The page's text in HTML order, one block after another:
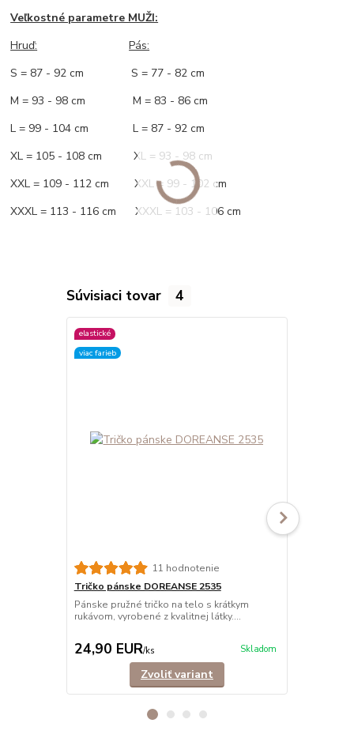
Veľkostné parametre MUŽI:
Hruď:
Pás:
S = 87 - 92 cm S = 77 - 82 cm
M = 93 - 98 cm M = 83 - 86 cm
L = 99 - 104 cm L = 87 - 92 cm
XL = 105 - 108 cm XL = 93 - 98 cm
XXL = 109 - 112 cm XXL = 99 - 102 cm
XXXL = 113 - 116 cm XXXL = 103 - 106 cm
Súvisiaci tovar 4
elastické
viac farieb
11 hodnotenie
Tričko pánske DOREANSE 2535
Pánske pružné tričko na telo s krátkym
rukávom, vyrobené z kvalitnej látky....
24,90 EUR/ks Skladom
Zvoliť variant